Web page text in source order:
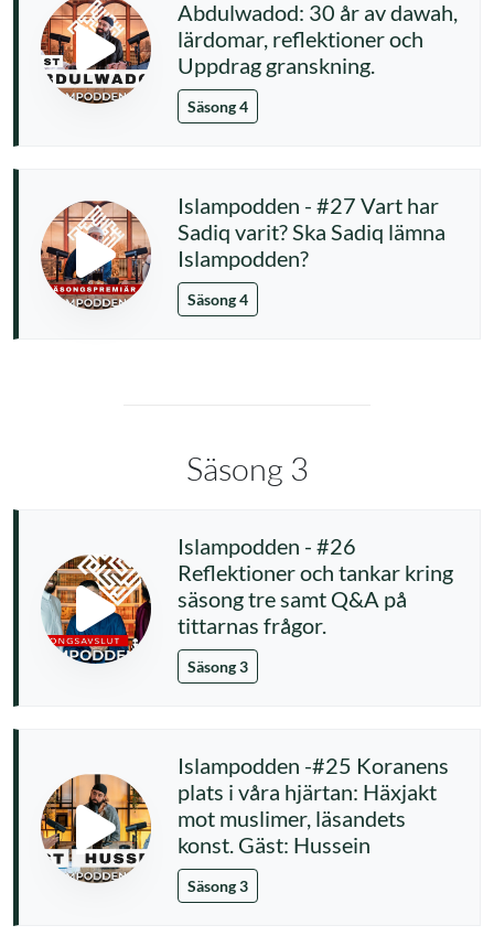
Abdulwadod: 30 år av dawah,
lärdomar, reflektioner och
Uppdrag granskning.
Säsong 4
Islampodden - #27 Vart har
Sadiq varit? Ska Sadiq lämna
Islampodden?
Säsong 4
Säsong 3
Islampodden - #26
Reflektioner och tankar kring
säsong tre samt Q&A på
tittarnas frågor.
Säsong 3
Islampodden -#25 Koranens
plats i våra hjärtan: Häxjakt
mot muslimer, läsandets
konst. Gäst: Hussein
Säsong 3